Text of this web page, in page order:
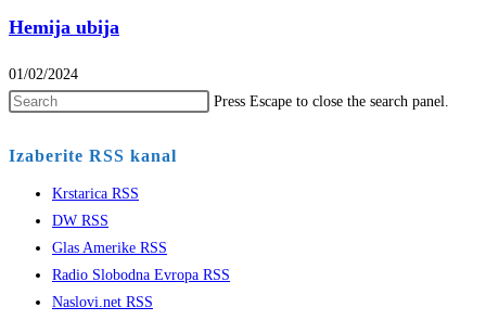
Hemija ubija
01/02/2024
Press Escape to close the search panel.
Izaberite RSS kanal
Krstarica RSS
DW RSS
Glas Amerike RSS
Radio Slobodna Evropa RSS
Naslovi.net RSS